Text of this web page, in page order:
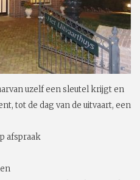
uzelf een sleutel krijgt en
tot de dag van de uitvaart, een
afspraak